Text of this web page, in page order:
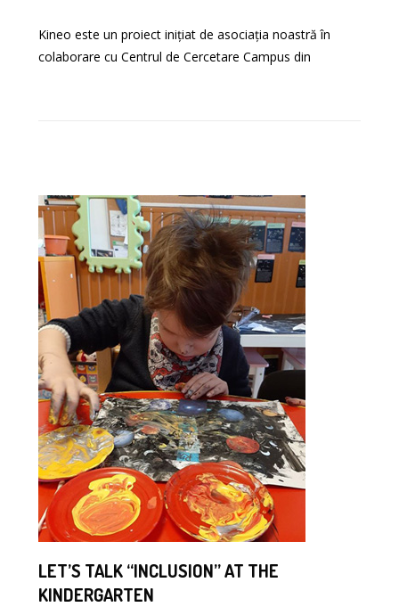
Kineo este un proiect inițiat de asociația noastră în
colaborare cu Centrul de Cercetare Campus din
LET’S TALK “INCLUSION” AT THE
KINDERGARTEN